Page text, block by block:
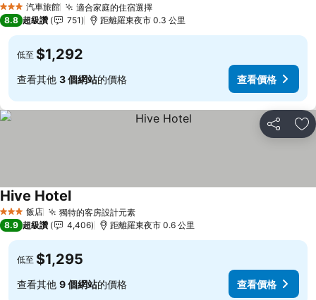
3 星級 汽車旅館 適合家庭的住宿選擇
8.8 超級讚 751 距離羅東夜市 0.3 公里
低至 $1,292
查看其他 3 個網站的價格 查看價格
分享 加
3 星級 飯店 獨特的客房設計元素
Hive Hotel
8.9 超級讚 4,406 距離羅東夜市 0.6 公里
低至 $1,295
查看其他 9 個網站的價格 查看價格